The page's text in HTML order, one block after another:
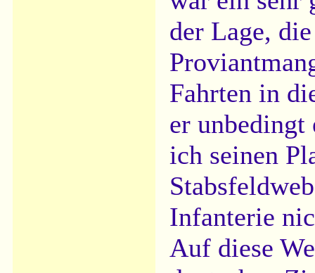
der Lage,
Fahrten in
er unbedingt
ich seinen
Infanterie
Auf diese